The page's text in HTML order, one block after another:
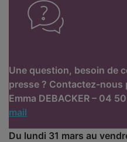
Une question, besoin de
presse ? Contactez-nous
Emma DEBACKER – 04
mail
Du lundi 31 mars au